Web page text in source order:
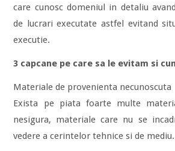
care cunosc domeniul in detaliu
de lucrari executate astfel evitand
executie.
3 capcane pe care sa le evitam si
Materiale de provenienta necunoscuta
Exista pe piata foarte multe
nesigura, materiale care nu se
vedere a cerintelor tehnice si de mediu.